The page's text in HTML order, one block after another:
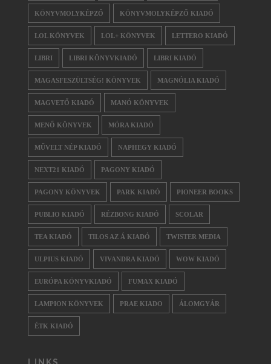
KÖNYVMOLYKÉPZŐ KÖNYVMOLYKÉPZŐ KIADÓ
LOL KÖNYVEK LOL+ KÖNYVEK LETTERO KIADÓ
LIBRI LIBRI KÖNYVKIADÓ LIBRI KIADÓ
MAGASFESZÜLTSÉG! KÖNYVEK MAGNÓLIA KIADÓ
MAGVETŐ KIADÓ MANÓ KÖNYVEK
MENŐ KÖNYVEK MÓRA KIADÓ
MŰVELT NÉP KIADÓ NAPHEGY KIADÓ
NEXT21 KIADÓ PAGONY KIADÓ
PAGONY KÖNYVEK PARK KIADÓ PIONEER BOOKS
PUBLIO KIADÓ RÉZBONG KIADÓ SCOLAR
TEA KIADÓ TILOS AZ Á KIADÓ TWISTER MEDIA
ULPIUS KIADÓ VIVANDRA KIADÓ WOW KIADÓ
EURÓPA KÖNYVKIADÓ FUMAX KIADÓ
LAMPION KÖNYVEK PRAE KIADO ÁLOMGYÁR
ÉTK KIADÓ